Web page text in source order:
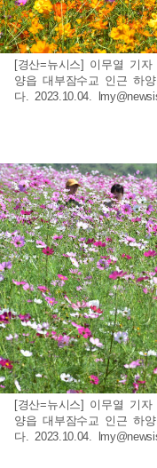
[경산=뉴시스] 이무열 기
양읍 대부잠수교 인근 하
다. 2023.10.04.
[경산=뉴시스] 이무열 기
양읍 대부잠수교 인근 하
다. 2023.10.04.